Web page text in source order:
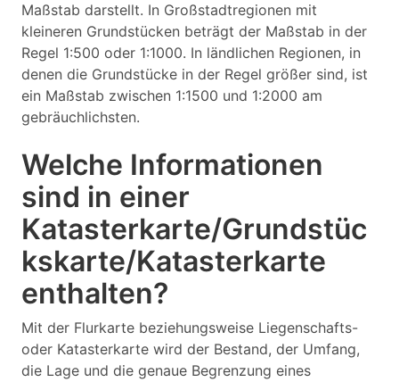
Maßstab darstellt. In Großstadtregionen mit
kleineren Grundstücken beträgt der Maßstab in der
Regel 1:500 oder 1:1000. In ländlichen Regionen, in
denen die Grundstücke in der Regel größer sind, ist
ein Maßstab zwischen 1:1500 und 1:2000 am
gebräuchlichsten.
Welche Informationen
sind in einer
Katasterkarte/Grundstüc
kskarte/Katasterkarte
enthalten?
Mit der Flurkarte beziehungsweise Liegenschafts-
oder Katasterkarte wird der Bestand, der Umfang,
die Lage und die genaue Begrenzung eines